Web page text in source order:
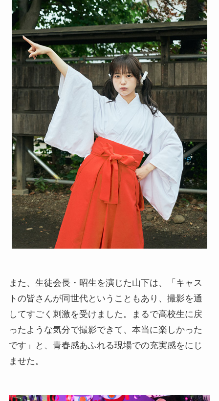
また、生徒会長・昭生を演じた山下は、「キャス
トの皆さんが同世代ということもあり、撮影を通
してすごく刺激を受けました。まるで高校生に戻
ったような気分で撮影できて、本当に楽しかった
です」と、青春感あふれる現場での充実感をにじ
ませた。